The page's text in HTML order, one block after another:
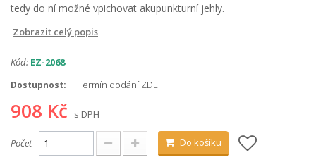
tedy do ní možné vpichovat akupunkturní jehly.
Zobrazit celý popis
Kód: EZ-2068
Dostupnost: Termín dodání ZDE
908 Kč s DPH
Počet Do košíku